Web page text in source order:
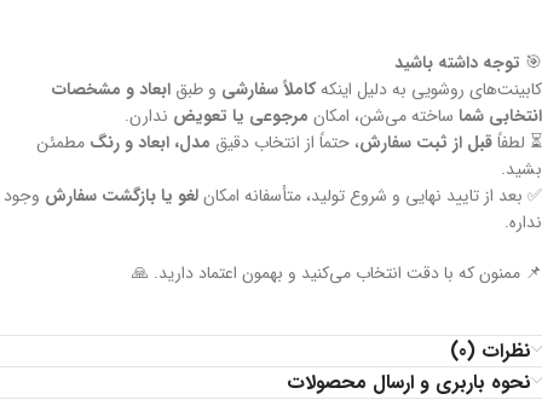
🎯 توجه داشته باشید
کابینت‌های روشویی به دلیل اینکهکاملاً سفارشی و طبق ابعاد و مشخصات
انتخابی شما ساخته می‌شن، امکان مرجوعی یا تعویض ندارن.
⏳ لطفاًقبل از ثبت سفارش، حتماً از انتخاب دقیق مدل، ابعاد و رنگ مطمئن
بشید.
✅ بعد از تایید نهایی و شروع تولید، متأسفانه امکانلغو یا بازگشت سفارش وجود
نداره.
📌 ممنون که با دقت انتخاب می‌کنید و بهمون اعتماد دارید. 🙏
نظرات (0)
نحوه باربری و ارسال محصولات